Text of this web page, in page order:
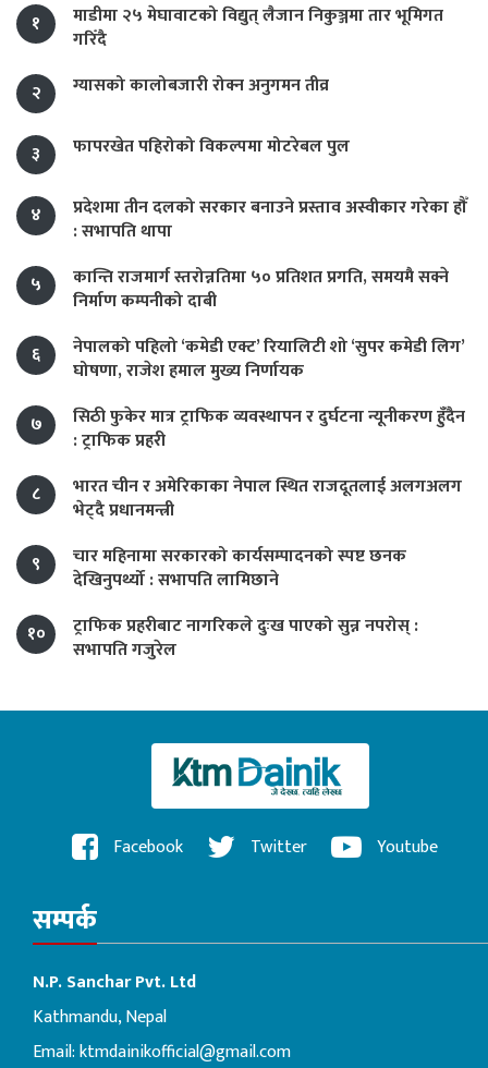
१
माडीमा २५ मेघावाटको विद्युत् लैजान निकुञ्जमा तार भूमिगत
गरिँदै
२
ग्यासको कालोबजारी रोक्न अनुगमन तीव्र
३ फापरखेत पहिरोको विकल्पमा मोटरेबल पुल
४
प्रदेशमा तीन दलको सरकार बनाउने प्रस्ताव अस्वीकार गरेका हौँ
: सभापति थापा
५
कान्ति राजमार्ग स्तरोन्नतिमा ५० प्रतिशत प्रगति, समयमै सक्ने
निर्माण कम्पनीको दाबी
६
नेपालको पहिलो ‘कमेडी एक्ट’ रियालिटी शो ‘सुपर कमेडी लिग’
घोषणा, राजेश हमाल मुख्य निर्णायक
७
सिठी फुकेर मात्र ट्राफिक व्यवस्थापन र दुर्घटना न्यूनीकरण हुँदैन
: ट्राफिक प्रहरी
८
भारत चीन र अमेरिकाका नेपाल स्थित राजदूतलाई अलगअलग
भेट्दै प्रधानमन्त्री
९
चार महिनामा सरकारको कार्यसम्पादनको स्पष्ट छनक
देखिनुपर्थ्यो : सभापति लामिछाने
१०
ट्राफिक प्रहरीबाट नागरिकले दुःख पाएको सुन्न नपरोस् :
सभापति गजुरेल
Facebook Twitter Youtube
सम्पर्क
N.P. Sanchar Pvt. Ltd
Kathmandu, Nepal
Email:ktmdainikofficial@gmail.com